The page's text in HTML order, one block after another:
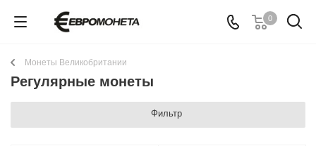
0
Монеты Великобритании
Регулярные монеты
Фильтр